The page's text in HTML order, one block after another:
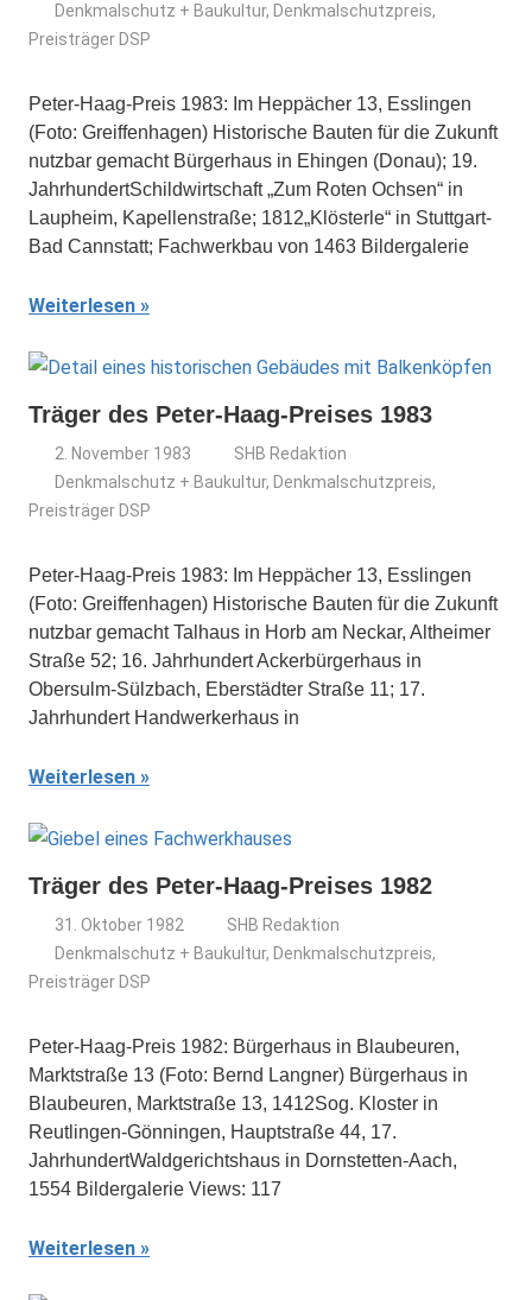
Denkmalschutz + Baukultur, Denkmalschutzpreis,
Preisträger DSP
Peter-Haag-Preis 1983: Im Heppächer 13, Esslingen
(Foto: Greiffenhagen) Historische Bauten für die Zukunft
nutzbar gemacht Bürgerhaus in Ehingen (Donau); 19.
JahrhundertSchildwirtschaft „Zum Roten Ochsen“ in
Laupheim, Kapellenstraße; 1812„Klösterle“ in Stuttgart-
Bad Cannstatt; Fachwerkbau von 1463 Bildergalerie
Weiterlesen
Träger des Peter-Haag-Preises 1983
2. November 1983
SHB Redaktion
Denkmalschutz + Baukultur, Denkmalschutzpreis,
Preisträger DSP
Peter-Haag-Preis 1983: Im Heppächer 13, Esslingen
(Foto: Greiffenhagen) Historische Bauten für die Zukunft
nutzbar gemacht Talhaus in Horb am Neckar, Altheimer
Straße 52; 16. Jahrhundert Ackerbürgerhaus in
Obersulm-Sülzbach, Eberstädter Straße 11; 17.
Jahrhundert Handwerkerhaus in
Weiterlesen
Träger des Peter-Haag-Preises 1982
31. Oktober 1982
SHB Redaktion
Denkmalschutz + Baukultur, Denkmalschutzpreis,
Preisträger DSP
Peter-Haag-Preis 1982: Bürgerhaus in Blaubeuren,
Marktstraße 13 (Foto: Bernd Langner) Bürgerhaus in
Blaubeuren, Marktstraße 13, 1412Sog. Kloster in
Reutlingen-Gönningen, Hauptstraße 44, 17.
JahrhundertWaldgerichtshaus in Dornstetten-Aach,
1554 Bildergalerie Views: 117
Weiterlesen